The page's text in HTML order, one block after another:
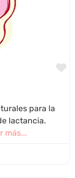
para la
lactancia.
más...